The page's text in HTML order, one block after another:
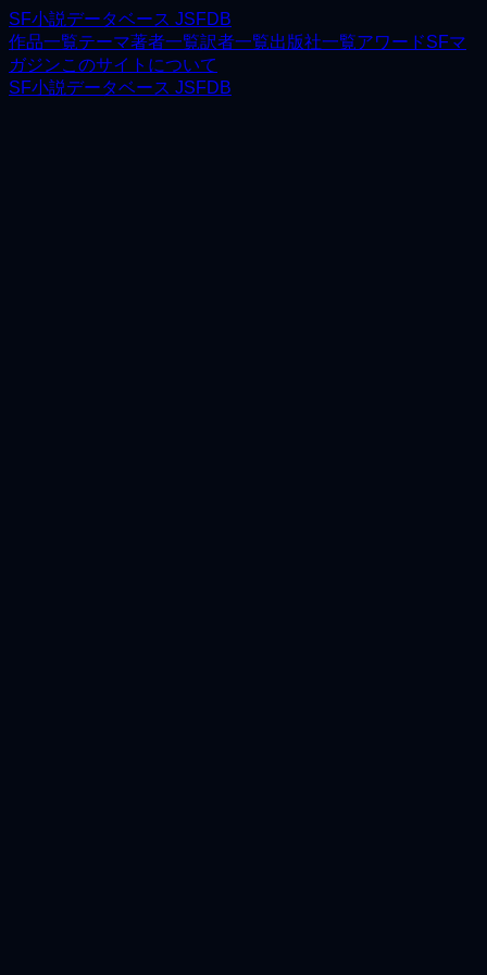
SF小説データベース JSFDB
作品一覧テーマ著者一覧訳者一覧出版社一覧アワードSFマ
ガジンこのサイトについて
SF小説データベース JSFDB